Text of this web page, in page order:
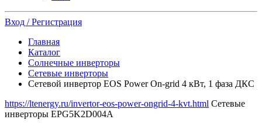
Вход / Регистрация
Главная
Каталог
Солнечные инверторы
Сетевые инверторы
Сетевой инвертор EOS Power On-grid 4 кВт, 1 фаза ДКС
https://ltenergy.ru/invertor-eos-power-ongrid-4-kvt.html Сетевые
инверторы EPG5K2D004A